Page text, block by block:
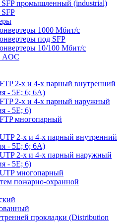
промышленный (industrial)
1000 Мбит/с
под SFP
10/100 Мбит/с
AOC
2-х и 4-х парный внутренний
- 5Е; 6; 6А)
2-х и 4-х парный наружный
- 5Е; 6)
многопарный
2-х и 4-х парный внутренний
- 5Е; 6; 6А)
2-х и 4-х парный наружный
- 5Е; 6)
многопарный
пожарно-охранной
прокладки (Distribution